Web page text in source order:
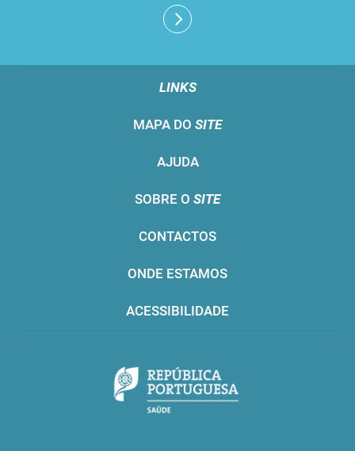
LINKS
MAPA DO SITE
AJUDA
SOBRE O SITE
CONTACTOS
ONDE ESTAMOS
ACESSIBILIDADE